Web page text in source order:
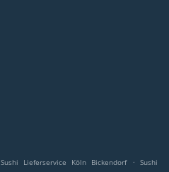
Sushi Lieferservice Köln Bickendorf . Sushi